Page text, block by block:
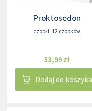
Proktosedon
czopki 12 czopków
53,99 zł
Dodaj do koszyka